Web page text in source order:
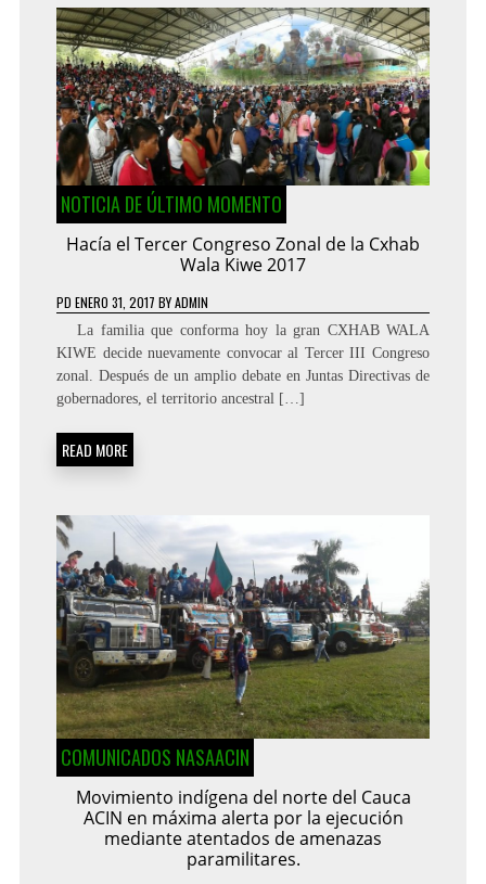
NOTICIA DE ÚLTIMO MOMENTO
Hacía el Tercer Congreso Zonal de la Cxhab
Wala Kiwe 2017
PD ENERO 31, 2017 BYADMIN
La familia que conforma hoy la gran CXHAB WALA
KIWE decide nuevamente convocar al Tercer III Congreso
zonal. Después de un amplio debate en Juntas Directivas de
gobernadores, el territorio ancestral […]
READ MORE
COMUNICADOS NASAACIN
Movimiento indígena del norte del Cauca
ACIN en máxima alerta por la ejecución
mediante atentados de amenazas
paramilitares.